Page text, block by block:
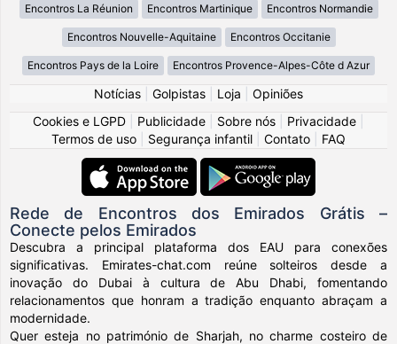
Encontros La Réunion Encontros Martinique Encontros Normandie
Encontros Nouvelle-Aquitaine Encontros Occitanie
Encontros Pays de la Loire Encontros Provence-Alpes-Côte d Azur
Notícias Golpistas Loja
Opiniões
Cookies e LGPD
Publicidade Sobre nós Privacidade
Termos de uso
Segurança infantil Contato FAQ
Rede de Encontros dos Emirados Grátis –
Conecte pelos Emirados
Descubra a principal plataforma dos EAU para conexões
significativas. Emirates-chat.com reúne solteiros desde a
inovação do Dubai à cultura de Abu Dhabi, fomentando
relacionamentos que honram a tradição enquanto abraçam a
modernidade.
Quer esteja no património de Sharjah, no charme costeiro de